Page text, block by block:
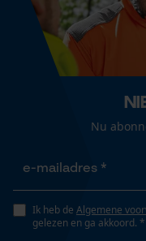
Nu
Ik heb de Algemene
gelezen en ga akkoord. *